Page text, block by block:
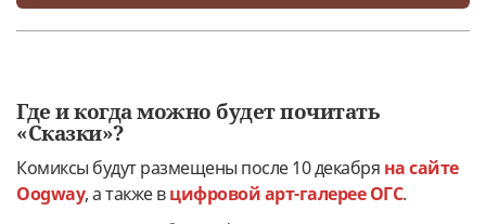
Где и когда можно будет почитать
«Сказки»?
Комиксы будут размещены после 10 декабря на сайте
Oogway, а также вцифровой арт-галерее ОГС.